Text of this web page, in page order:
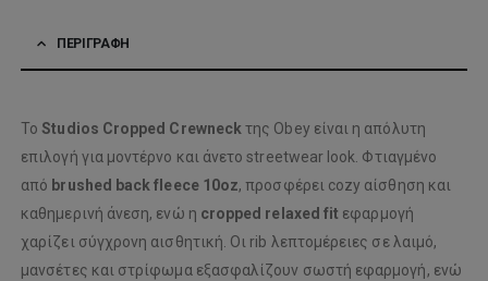
ΠΕΡΙΓΡΑΦΉ
ΤοStudios Cropped Crewneckτης Obey είναι η απόλυτη
επιλογή για μοντέρνο και άνετο streetwear look. Φτιαγμένο
από brushed back fleece 10oz, προσφέρει cozy αίσθηση και
καθημερινή άνεση, ενώ η cropped relaxed fit εφαρμογή
χαρίζει σύγχρονη αισθητική. Οι rib λεπτομέρειες σε λαιμό,
μανσέτες και στρίφωμα εξασφαλίζουν σωστή εφαρμογή, ενώ